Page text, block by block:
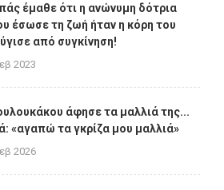
έμαθε ότι η ανώνυμη δότρια
έσωσε τη ζωή ήταν η κόρη του
από συγκίνηση!
2023
άφησε τα μαλλιά της...
«αγαπώ τα γκρίζα μου μαλλιά»
2026